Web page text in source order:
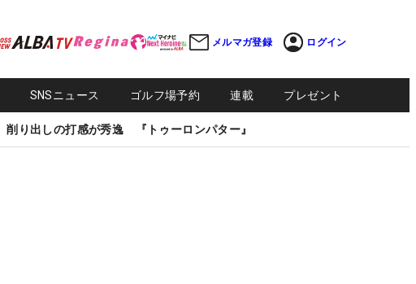
メルマガ登録 ログイン
SNSニュース ゴルフ場予約 連載 プレゼント
削り出しの打感が秀逸 『トゥーロンパター』